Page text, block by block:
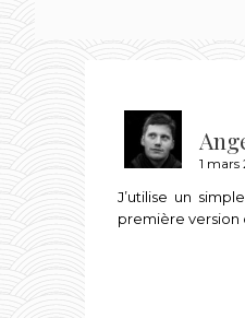
1 mars
J’utilise un
première version